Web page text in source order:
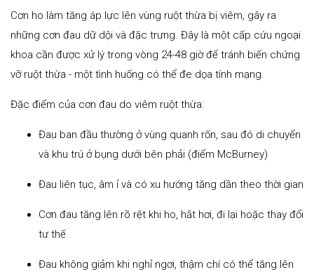
Cơn ho làm tăng áp lực lên vùng ruột thừa bị viêm, gây ra
những cơn đau dữ dội và đặc trưng. Đây là một cấp cứu ngoại
khoa cần được xử lý trong vòng 24-48 giờ để tránh biến chứng
vỡ ruột thừa - một tình huống có thể đe dọa tính mạng.
Đặc điểm của cơn đau do viêm ruột thừa:
Đau ban đầu thường ở vùng quanh rốn, sau đó di chuyển
và khu trú ở bụng dưới bên phải (điểm McBurney)
Đau liên tục, âm ỉ và có xu hướng tăng dần theo thời gian
Cơn đau tăng lên rõ rệt khi ho, hắt hơi, đi lại hoặc thay đổi
tư thế
Đau không giảm khi nghỉ ngơi, thậm chí có thể tăng lên